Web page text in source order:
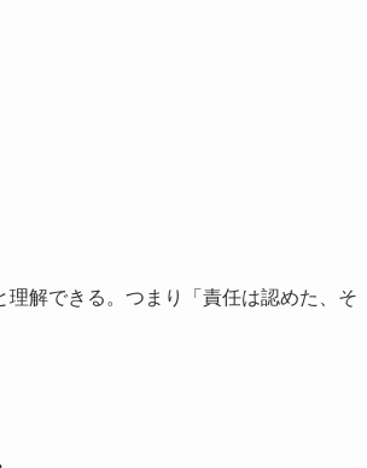
解できる。つまり「責任は認めた、そ